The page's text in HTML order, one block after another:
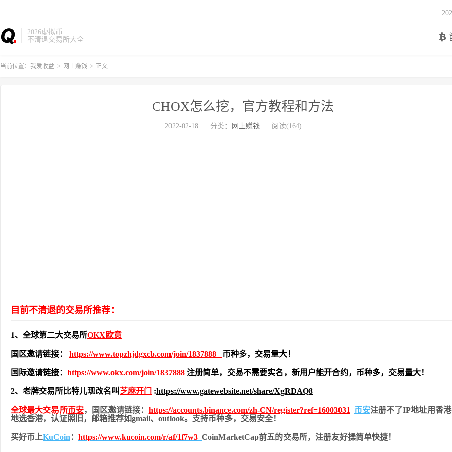
2026虚拟币
不清退交易所大全
当前位置： 我爱收益 > 网上赚钱 > 正文
CHOX怎么挖，官方教程和方法
2022-02-18 分类： 网上赚钱 阅读(164)
目前不清退的交易所推荐：
1、全球第二大交易所OKX欧意
国区邀请链接： https://www.topzhjdgxcb.com/join/1837888 币种多，交易量大！
国际邀请链接： https://www.okx.com/join/1837888 注册简单，交易不需要实名，新用户能开合约， 币种多，交易量大！
2、老牌交易所比特儿现改名叫 芝麻开门 :https://www.gatewebsite.net/share/XgRDAQ8
全球最大交易所币安，国区邀请链接： https://accounts.binance.com/zh-CN/register?ref=16003031 币安注册不了IP地址用香
地选香港，认证照旧， 邮箱推荐如gmail、outlook。支持币种多，交易安全！
买好币上KuCoin ： https://www.kucoin.com/r/af/1f7w3 CoinMarketCap前五的交易所，注册友好操简单快捷！